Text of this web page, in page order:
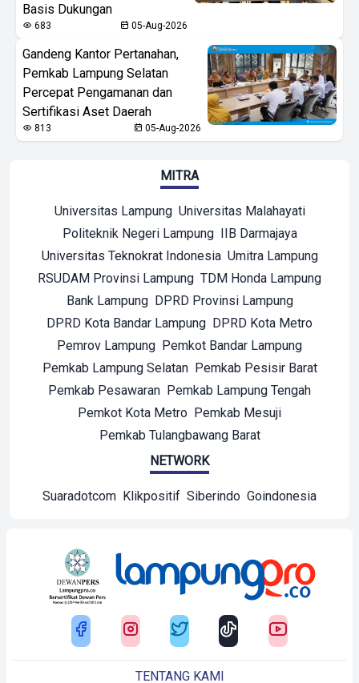
Basis Dukungan
683 05-Aug-2026
Gandeng Kantor Pertanahan,
Pemkab Lampung Selatan
Percepat Pengamanan dan
Sertifikasi Aset Daerah
813 05-Aug-2026
MITRA
Universitas Lampung Universitas Malahayati
Politeknik Negeri Lampung IIB Darmajaya
Universitas Teknokrat Indonesia Umitra Lampung
RSUDAM Provinsi Lampung TDM Honda Lampung
Bank Lampung DPRD Provinsi Lampung
DPRD Kota Bandar Lampung DPRD Kota Metro
Pemrov Lampung Pemkot Bandar Lampung
Pemkab Lampung Selatan Pemkab Pesisir Barat
Pemkab Pesawaran Pemkab Lampung Tengah
Pemkot Kota Metro Pemkab Mesuji
Pemkab Tulangbawang Barat
NETWORK
Suaradotcom Klikpositif Siberindo Goindonesia
TENTANG KAMI